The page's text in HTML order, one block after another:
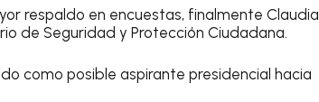
respaldo en encuestas, finalmente Claudia
de Seguridad y Protección Ciudadana.
como posible aspirante presidencial hacia